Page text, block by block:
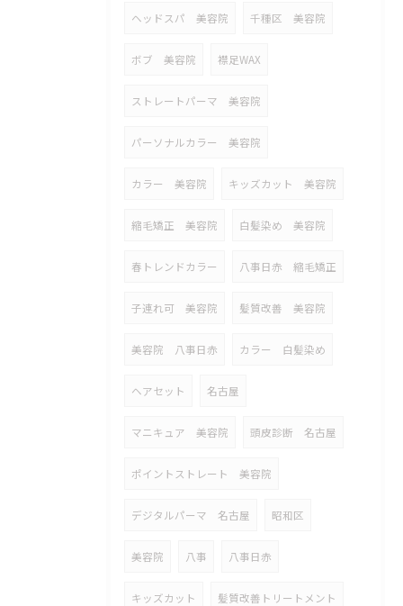
ヘッドスパ 美容院 千種区 美容院
ボブ 美容院 襟足WAX
ストレートパーマ 美容院
パーソナルカラー 美容院
カラー 美容院 キッズカット 美容院
縮毛矯正 美容院 白髪染め 美容院
春トレンドカラー 八事日赤 縮毛矯正
子連れ可 美容院 髪質改善 美容院
美容院 八事日赤 カラー 白髪染め
ヘアセット 名古屋
マニキュア 美容院 頭皮診断 名古屋
ポイントストレート 美容院
デジタルパーマ 名古屋 昭和区
美容院 八事 八事日赤
キッズカット 髪質改善トリートメント